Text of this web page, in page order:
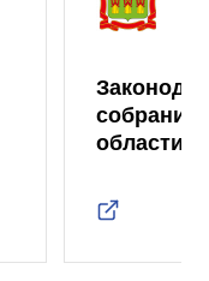
собрание
области